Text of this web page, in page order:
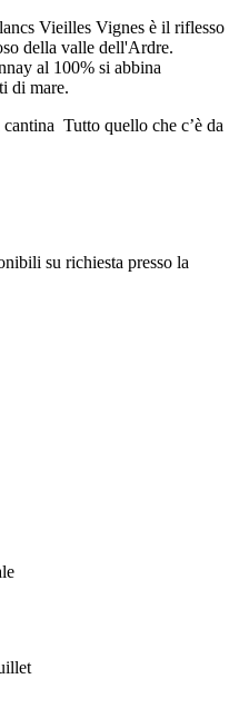
Vieilles Vignes è il riflesso
della valle dell'Ardre.
al 100% si abbina
di mare.
cantina Tutto quello che c’è da
su richiesta presso la